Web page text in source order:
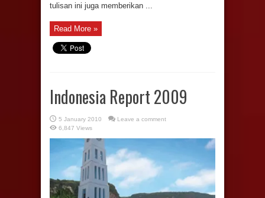
tulisan ini juga memberikan ...
Read More »
Indonesia Report 2009
5 January 2010
Leave a comment
6,847 Views